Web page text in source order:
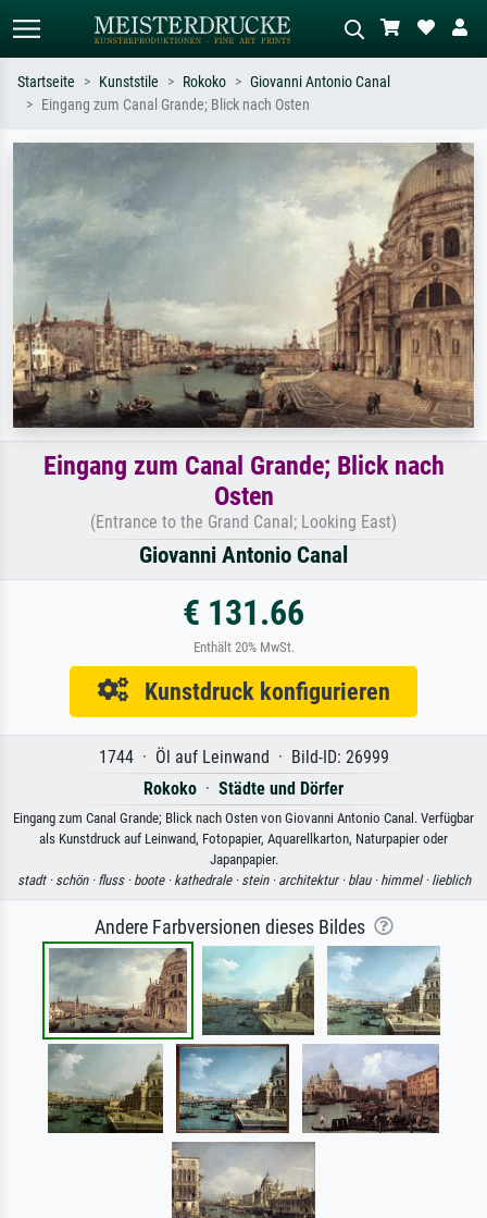
Sternennacht, Impressionismus, Welle
Hokusai, Akt.
Beschreiben Sie die Szene – z.B. Grüne
Wiese, Abstrakt mit viel Rot, Dunkles
Ölgemälde, Stehender Akt neben einem
Startseite Kunststile Rokoko
Giovanni Antonio Canal
Eingang zum Canal Grande; Blick nach Osten
Eingang zum Canal Grande; Blick nach
Osten
(Entrance to the Grand Canal; Looking East)
Giovanni Antonio Canal
€ 131.66
Enthält 20% MwSt.
Kunstdruck konfigurieren
1744 · Öl auf Leinwand · Bild-ID: 26999
Rokoko · Städte und Dörfer
Eingang zum Canal Grande; Blick nach Osten von Giovanni Antonio Canal. Verfügbar
als Kunstdruck auf Leinwand, Fotopapier, Aquarellkarton, Naturpapier oder
Japanpapier.
stadt · schön · fluss · boote · kathedrale · stein · architektur · blau · himmel · lieblich
Andere Farbversionen dieses Bildes